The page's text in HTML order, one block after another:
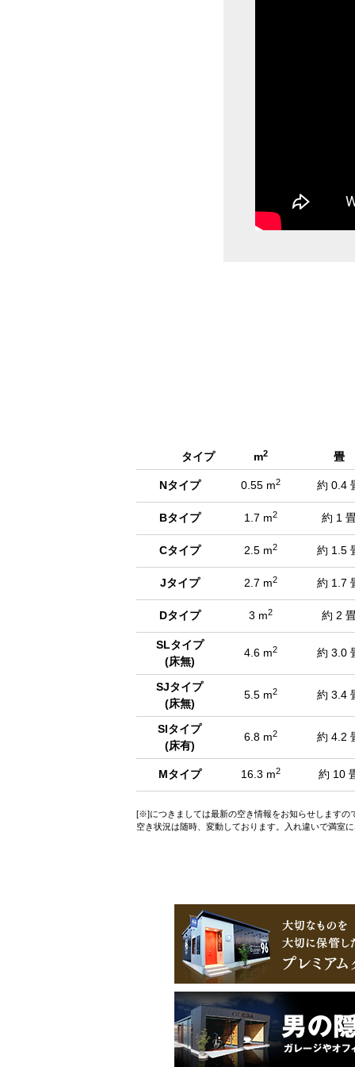
タイプ m2 畳
Nタイプ 0.55 m2 約 0.4
Bタイプ 1.7 m2 約 1
Cタイプ 2.5 m2 約 1.5
Jタイプ 2.7 m2 約 1.7
Dタイプ 3 m2 約 2
SLタイプ
(床無)
4.6 m2 約 3.0
SJタイプ
(床無)
5.5 m2 約 3.4
SIタイプ
(床有)
6.8 m2 約 4.2
Mタイプ 16.3 m2 約 10
[※]につきましては最新の空き情報をお知らせしますの
空き状況は随時、変動しております。入れ違いで満室